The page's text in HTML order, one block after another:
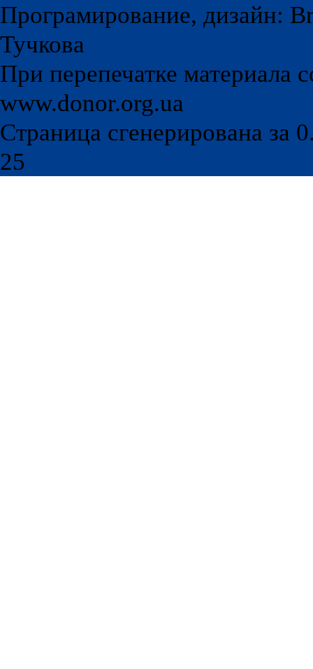
Програмирование, дизайн:
Тучкова
При перепечатке материала
www.donor.org.ua
Страница сгенерирована за
25